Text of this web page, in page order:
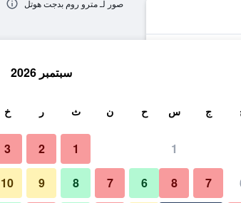
صور لـ مترو روم بدجت هوتل
ج س
1
7
8
سبتمبر 2026
ح ن ث ر خ
1
2
3
6
7
8
9
10